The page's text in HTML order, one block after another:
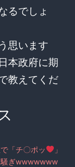
るでしょ
思います
本政府に期
教えてくだ
「チ〇ポッ
」
騒ぎwwwwwww